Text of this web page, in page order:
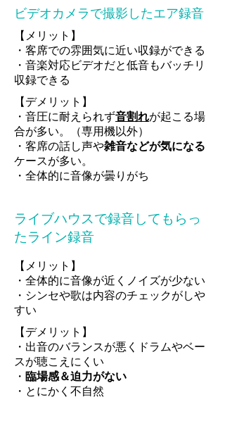
ビデオカメラで撮影したエア録音
【メリット】
・客席での雰囲気に近い収録ができる
・音楽対応ビデオだと低音もバッチリ
収録できる
【デメリット】
・音圧に耐えられず音割れが起こる場
合が多い。（専用機以外）
・客席の話し声や雑音などが気になる
ケースが多い。
・全体的に音像が曇りがち
ライブハウスで録音してもらっ
たライン録音
【メリット】
・全体的に音像が近くノイズが少ない
・シンセや歌は内容のチェックがしや
すい
【デメリット】
・出音のバランスが悪くドラムやベー
スが聴こえにくい
・ 臨場感＆迫力がない
・とにかく不自然